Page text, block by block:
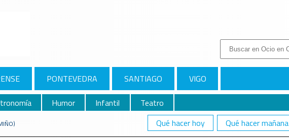
Buscar:
PONTEVEDRA SANTIAGO VIGO
Humor Infantil
Teatro
Qué hacer hoy
Qué hacer mañana